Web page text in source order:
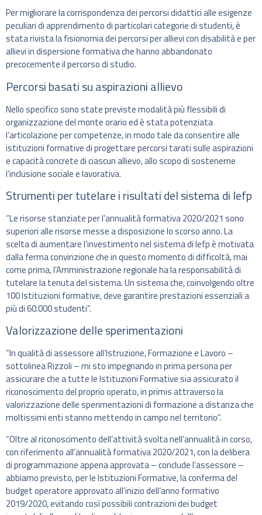
Per migliorare la corrispondenza dei percorsi didattici alle esigenze
peculiari di apprendimento di particolari categorie di studenti, è
stata rivista la fisionomia dei percorsi per allievi con disabilità e per
allievi in dispersione formativa che hanno abbandonato
precocemente il percorso di studio.
Percorsi basati su aspirazioni allievo
Nello specifico sono state previste modalità più flessibili di
organizzazione del monte orario ed è stata potenziata
l’articolazione per competenze, in modo tale da consentire alle
istituzioni formative di progettare percorsi tarati sulle aspirazioni
e capacità concrete di ciascun allievo, allo scopo di sostenerne
l’inclusione sociale e lavorativa.
Strumenti per tutelare i risultati del sistema di Iefp
“Le risorse stanziate per l’annualità formativa 2020/2021 sono
superiori alle risorse messe a disposizione lo scorso anno. La
scelta di aumentare l’investimento nel sistema di Iefp è motivata
dalla ferma convinzione che in questo momento di difficoltà, mai
come prima, l’Amministrazione regionale ha la responsabilità di
tutelare la tenuta del sistema. Un sistema che, coinvolgendo oltre
100 Istituzioni formative, deve garantire prestazioni essenziali a
più di 60.000 studenti”.
Valorizzazione delle sperimentazioni
“In qualità di assessore all’Istruzione, Formazione e Lavoro –
sottolinea Rizzoli – mi sto impegnando in prima persona per
assicurare che a tutte le Istituzioni Formative sia assicurato il
riconoscimento del proprio operato, in primis attraverso la
valorizzazione delle sperimentazioni di formazione a distanza che
moltissimi enti stanno mettendo in campo nel territorio”.
“Oltre al riconoscimento dell’attività svolta nell’annualità in corso,
con riferimento all’annualità formativa 2020/2021, con la delibera
di programmazione appena approvata – conclude l’assessore –
abbiamo previsto, per le Istituzioni Formative, la conferma del
budget operatore approvato all’inizio dell’anno formativo
2019/2020, evitando così possibili contrazioni dei budget